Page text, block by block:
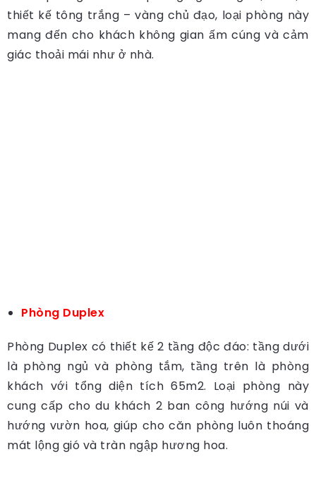
thiết kế tông trắng – vàng chủ đạo, loại phòng này
mang đến cho khách không gian ấm cúng và cảm
giác thoải mái như ở nhà.
Phòng Duplex
Phòng Duplex có thiết kế 2 tầng độc đáo: tầng dưới
là phòng ngủ và phòng tắm, tầng trên là phòng
khách với tổng diện tích 65m2. Loại phòng này
cung cấp cho du khách 2 ban công hướng núi và
hướng vườn hoa, giúp cho căn phòng luôn thoáng
mát lộng gió và tràn ngập hương hoa.